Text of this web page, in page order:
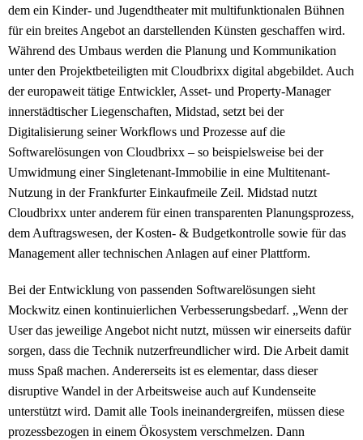
dem ein Kinder- und Jugendtheater mit multifunktionalen Bühnen
für ein breites Angebot an darstellenden Künsten geschaffen wird.
Während des Umbaus werden die Planung und Kommunikation
unter den Projektbeteiligten mit Cloudbrixx digital abgebildet. Auch
der europaweit tätige Entwickler, Asset- und Property-Manager
innerstädtischer Liegenschaften, Midstad, setzt bei der
Digitalisierung seiner Workflows und Prozesse auf die
Softwarelösungen von Cloudbrixx – so beispielsweise bei der
Umwidmung einer Singletenant-Immobilie in eine Multitenant-
Nutzung in der Frankfurter Einkaufmeile Zeil. Midstad nutzt
Cloudbrixx unter anderem für einen transparenten Planungsprozess,
dem Auftragswesen, der Kosten- & Budgetkontrolle sowie für das
Management aller technischen Anlagen auf einer Plattform.
Bei der Entwicklung von passenden Softwarelösungen sieht
Mockwitz einen kontinuierlichen Verbesserungsbedarf. „Wenn der
User das jeweilige Angebot nicht nutzt, müssen wir einerseits dafür
sorgen, dass die Technik nutzerfreundlicher wird. Die Arbeit damit
muss Spaß machen. Andererseits ist es elementar, dass dieser
disruptive Wandel in der Arbeitsweise auch auf Kundenseite
unterstützt wird. Damit alle Tools ineinandergreifen, müssen diese
prozessbezogen in einem Ökosystem verschmelzen. Dann